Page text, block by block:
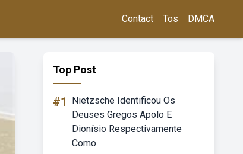
Contact Tos DMCA
Top Post
#1
Nietzsche Identificou Os
Deuses Gregos Apolo E
Dionísio Respectivamente
Como